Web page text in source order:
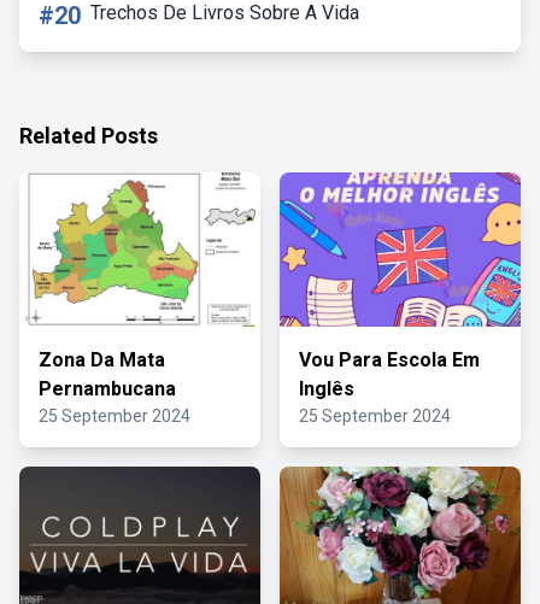
#20 Trechos De Livros Sobre A Vida
Related Posts
Zona Da Mata
Pernambucana
25 September 2024
Vou Para Escola Em
Inglês
25 September 2024